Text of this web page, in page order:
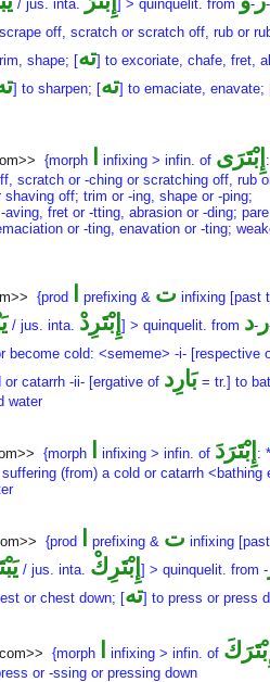
/ jus. inta. ] > quinquelit. from -
-
off, scratch or scratch off, rub or
shape; [ته] to excoriate, chafe, fret,
] to sharpen; [ته] to emaciate, enavate;
{morph infixing > infin. of إِبْتَرَى
scratch or -ching or scratching off, rub
off; trim or -ing, shape or -ping;
fret or -tting, abrasion or -ding;
or -ting, enavation or -ting;
{prod prefixing & ت infixing [past
/ jus. inta. إِبْتَرِدْ ] > quinquelit. from ر-د
become cold: <sememe> -i- [respective
catarrh -ii- [ergative of بَارِد = tr.] to
water
{morph infixing > infin. of إِبْتَرَدَ :
(from) a cold or catarrh <bathing
{prod prefixing & ت infixing
/ jus. inta. إِبْتَرِكْ ] > quinquelit. from -
or chest down; [ته] to press or press
{morph infixing > infin. of
or -ssing or pressing down